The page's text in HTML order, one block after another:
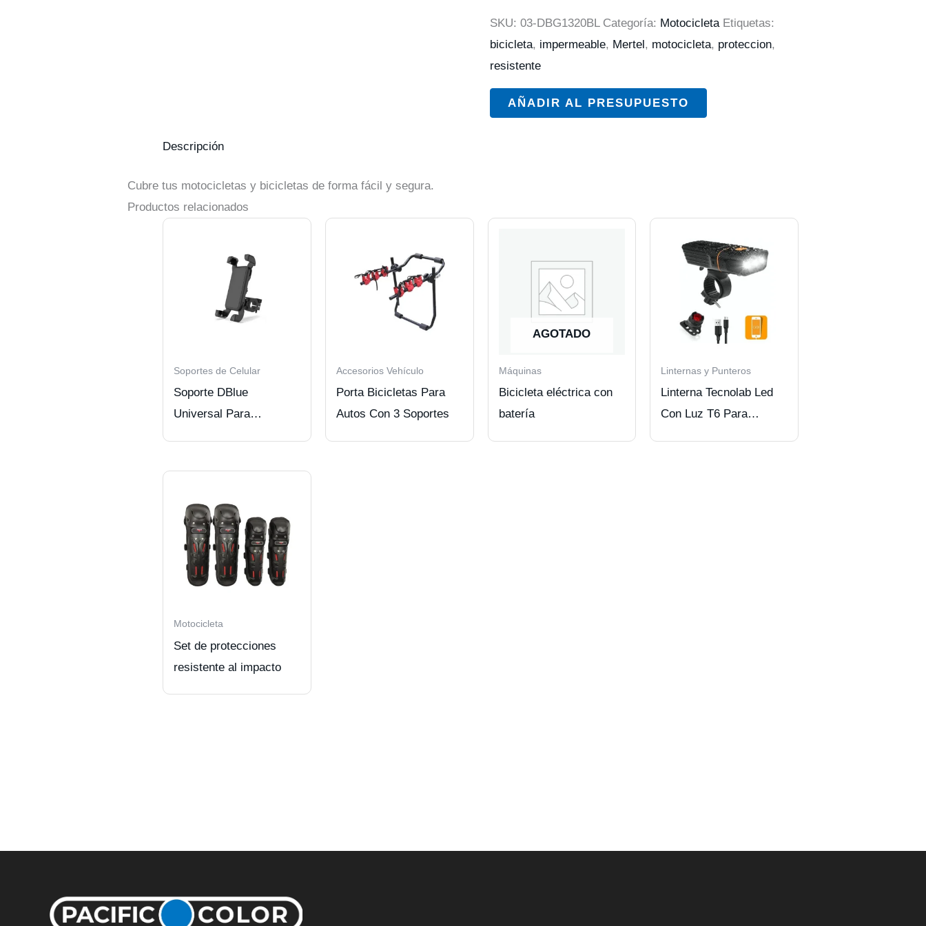
SKU: 03-DBG1320BL Categoría: Motocicleta Etiquetas:
bicicleta, impermeable, Mertel, motocicleta, proteccion,
resistente
AÑADIR AL PRESUPUESTO
Descripción
Cubre tus motocicletas y bicicletas de forma fácil y segura.
Productos relacionados
Soportes de Celular
Soporte DBlue
Universal Para
Accesorios Vehículo
Porta Bicicletas Para
Autos Con 3 Soportes
AGOTADO
Máquinas
Bicicleta eléctrica con
batería
Linternas y Punteros
Linterna Tecnolab Led
Con Luz T6 Para
Motocicleta
Set de protecciones
resistente al impacto